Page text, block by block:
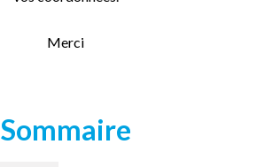
Merci
Sommaire